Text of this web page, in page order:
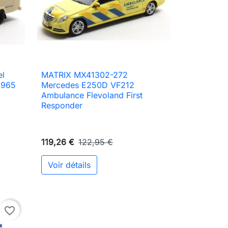
 Aperçu rapide
MATRIX MX41302-272
Mercedes E250D VF212
Ambulance Flevoland First
Responder
119,26 € 122,95 €
Voir détails
favorite_border